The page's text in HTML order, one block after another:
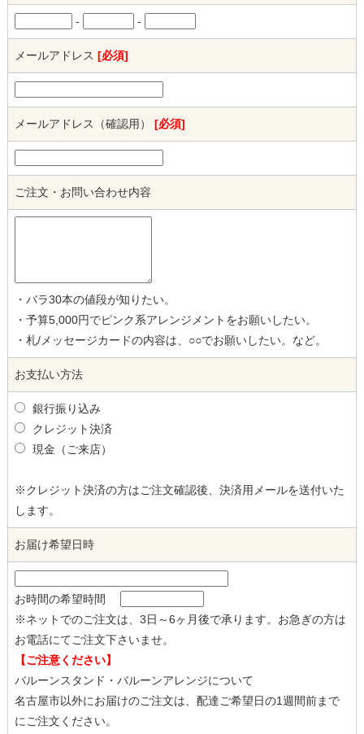
- -
メールアドレス [必須]
メールアドレス（確認用） [必須]
ご注文・お問い合わせ内容
・バラ30本の値段が知りたい。
・予算5,000円でピンク系アレンジメントをお願いしたい。
・札/メッセージカードの内容は、○○でお願いしたい。など。
お支払い方法
銀行振り込み
クレジット決済
現金（ご来店）
※クレジット決済の方はご注文確認後、決済用メールを送付いた
します。
お届け希望日時
お時間の希望時間
※ネットでのご注文は、3日～6ヶ月後で承ります。お急ぎの方は
お電話にてご注文下さいませ。
【ご注意ください】
バルーンスタンド・バルーンアレンジについて
名古屋市以外にお届けのご注文は、配達ご希望日の1週間前まで
にご注文ください。